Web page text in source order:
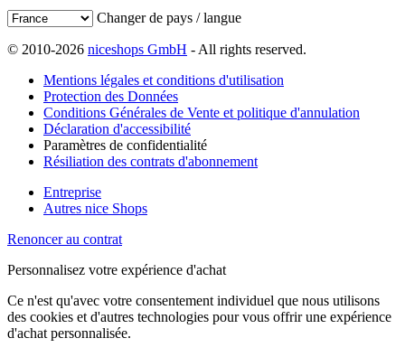
Changer de pays / langue
© 2010-2026 niceshops GmbH - All rights reserved.
Mentions légales et conditions d'utilisation
Protection des Données
Conditions Générales de Vente et politique d'annulation
Déclaration d'accessibilité
Paramètres de confidentialité
Résiliation des contrats d'abonnement
Entreprise
Autres nice Shops
Renoncer au contrat
Personnalisez votre expérience d'achat
Ce n'est qu'avec votre consentement individuel que nous utilisons
des cookies et d'autres technologies pour vous offrir une expérience
d'achat personnalisée.